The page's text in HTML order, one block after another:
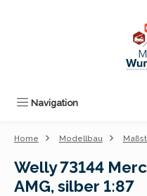
Navigation
Home Modellbau
Welly 73144
AMG, silber 1:87